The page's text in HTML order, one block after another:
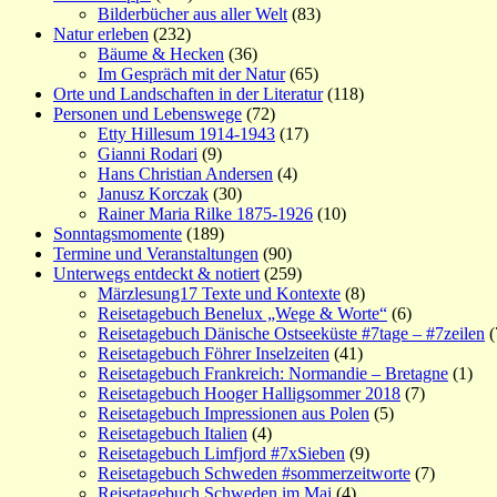
Bilderbücher aus aller Welt (83)
Natur erleben (232)
Bäume & Hecken (36)
Im Gespräch mit der Natur(65)
Orte und Landschaften in der Literatur(118)
Personen und Lebenswege (72)
Etty Hillesum 1914-1943 (17)
Gianni Rodari (9)
Hans Christian Andersen (4)
Janusz Korczak (30)
Rainer Maria Rilke 1875-1926 (10)
Sonntagsmomente (189)
Termine und Veranstaltungen (90)
Unterwegs entdeckt & notiert (259)
Märzlesung17 Texte und Kontexte (8)
Reisetagebuch Benelux „Wege & Worte“ (6)
Reisetagebuch Dänische Ostseeküste #7tage – #7zeilen
Reisetagebuch Föhrer Inselzeiten (41)
Reisetagebuch Frankreich: Normandie – Bretagne (1)
Reisetagebuch Hooger Halligsommer 2018 (7)
Reisetagebuch Impressionen aus Polen (5)
Reisetagebuch Italien (4)
Reisetagebuch Limfjord #7xSieben (9)
Reisetagebuch Schweden #sommerzeitworte (7)